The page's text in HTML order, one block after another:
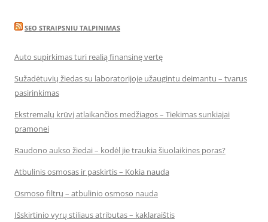
SEO STRAIPSNIU TALPINIMAS
Auto supirkimas turi realią finansinę vertę
Sužadėtuvių žiedas su laboratorijoje užaugintu deimantu – tvarus
pasirinkimas
Ekstremalų krūvį atlaikančios medžiagos – Tiekimas sunkiajai
pramonei
Raudono aukso žiedai – kodėl jie traukia šiuolaikines poras?
Atbulinis osmosas ir paskirtis – Kokia nauda
Osmoso filtrų – atbulinio osmoso nauda
Išskirtinio vyrų stiliaus atributas – kaklaraištis